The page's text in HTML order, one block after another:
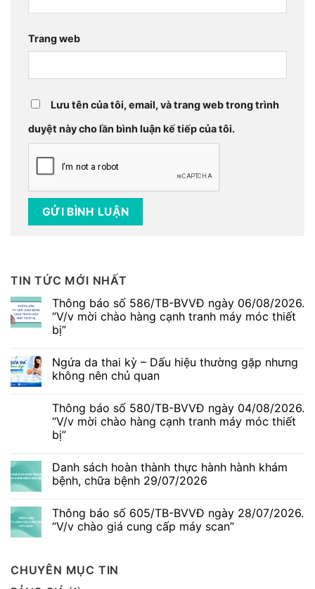
Trang web
Lưu tên của tôi, email, và trang web trong trình
duyệt này cho lần bình luận kế tiếp của tôi.
TIN TỨC MỚI NHẤT
Thông báo số 586/TB-BVVĐ ngày 06/08/2026.
“V/v mời chào hàng cạnh tranh máy móc thiết
bị”
bình
luận
ở
số
586/TB-
BVVĐ
ngày
mời
chào
hàng
máy
móc
thiết
Ngứa da thai kỳ – Dấu hiệu thường gặp nhưng
không nên chủ quan
bình
luận
Ngứa
kỳ
–
Dấu
gặp
nhưng
không
Thông báo số 580/TB-BVVĐ ngày 04/08/2026.
“V/v mời chào hàng cạnh tranh máy móc thiết
bị”
bình
luận
ở
số
580/TB-
BVVĐ
mời
chào
hàng
Danh sách hoàn thành thực hành hành khám
bệnh, chữa bệnh 29/07/2026
bình
luận
thành
thực
hành
Thông báo số 605/TB-BVVĐ ngày 28/07/2026.
“V/v chào giá cung cấp máy scan”
luận
ở
Thông
CHUYÊN MỤC TIN